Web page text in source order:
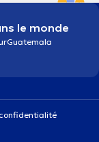
le monde
Guatemala